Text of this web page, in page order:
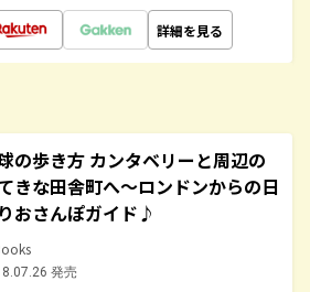
詳細を見る
の歩き方 カンタベリーと周辺の
きな田舎町へ～ロンドンからの日
おさんぽガイド♪
発売